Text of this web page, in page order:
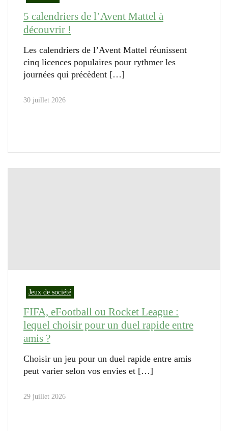
5 calendriers de l’Avent Mattel à
découvrir !
Les calendriers de l’Avent Mattel réunissent
cinq licences populaires pour rythmer les
journées qui précèdent
30 juillet 2026
Jeux de société
FIFA, eFootball ou Rocket League :
lequel choisir pour un duel rapide entre
amis ?
Choisir un jeu pour un duel rapide entre amis
peut varier selon vos envies et
29 juillet 2026